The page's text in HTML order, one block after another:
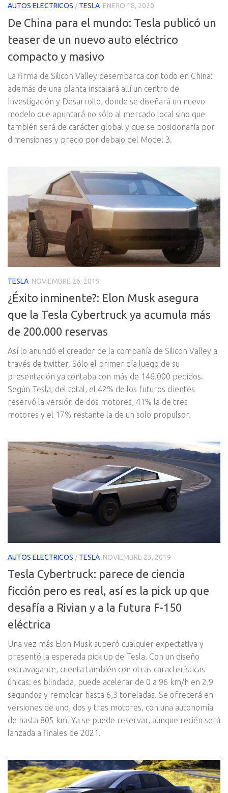
AUTOS ELECTRICOS /TESLA ENERO 18, 2020
De China para el mundo: Tesla publicó un
teaser de un nuevo auto eléctrico
compacto y masivo
La firma de Silicon Valley desembarca con todo en China:
además de una planta instalará allí un centro de
Investigación y Desarrollo, donde se diseñará un nuevo
modelo que apuntará no sólo al mercado local sino que
también será de carácter global y que se posicionaría por
dimensiones y precio por debajo del Model 3.
TESLA NOVIEMBRE 26, 2019
¿Éxito inminente?: Elon Musk asegura
que la Tesla Cybertruck ya acumula más
de 200.000 reservas
Así lo anunció el creador de la compañía de Silicon Valley a
través de twitter. Sólo el primer día luego de su
presentación ya contaba con más de 146.000 pedidos.
Según Tesla, del total, el 42% de los futuros clientes
reservó la versión de dos motores, 41% la de tres
motores y el 17% restante la de un solo propulsor.
AUTOS ELECTRICOS /TESLA NOVIEMBRE 23, 2019
Tesla Cybertruck: parece de ciencia
ficción pero es real, así es la pick up que
desafía a Rivian y a la futura F-150
eléctrica
Una vez más Elon Musk superó cualquier expectativa y
presentó la esperada pick up de Tesla. Con un diseño
extravagante, cuenta también con otras características
únicas: es blindada, puede acelerar de 0 a 96 km/h en 2,9
segundos y remolcar hasta 6,3 toneladas. Se ofrecerá en
versiones de uno, dos y tres motores, con una autonomía
de hasta 805 km. Ya se puede reservar, aunque recién será
lanzada a finales de 2021.